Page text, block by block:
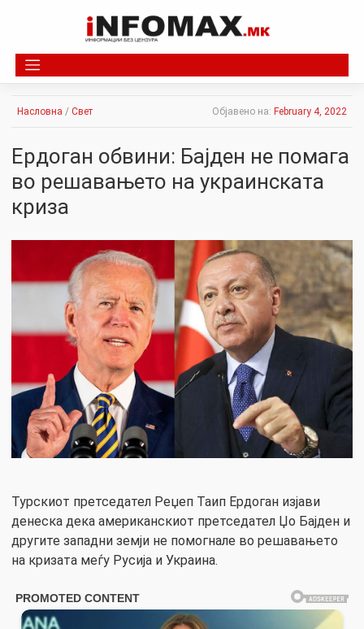
Насловна / Свет Објавено на: February 4, 2022
Ердоган обвини: Бајден не помага
во решавањето на украинската
криза
Турскиот претседател Реџеп Таип Ердоган изјави
денеска дека американскиот претседател Џо Бајден и
другите западни земји не помогнале во решавањето
на кризата меѓу Русија и Украина.